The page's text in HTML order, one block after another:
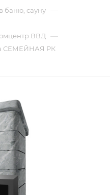
баню, сауну —
ВВД —
СЕМЕЙНАЯ РК